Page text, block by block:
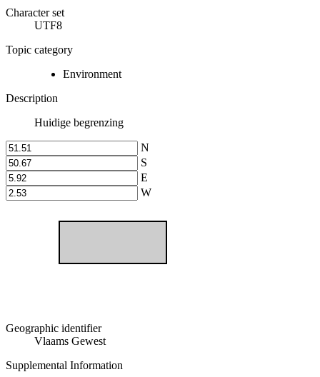
Character set
UTF8
Topic category
Environment
Description
Huidige begrenzing
N
S
E
W
Geographic identifier
Vlaams Gewest
Supplemental Information